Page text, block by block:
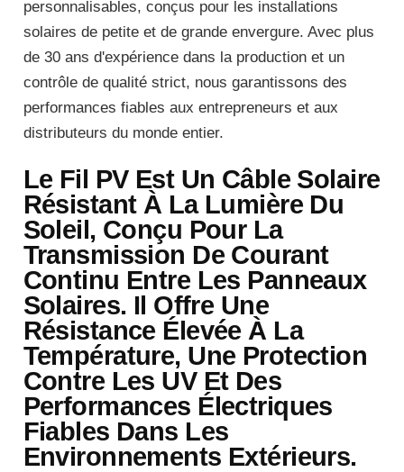
personnalisables, conçus pour les installations
solaires de petite et de grande envergure. Avec plus
de 30 ans d'expérience dans la production et un
contrôle de qualité strict, nous garantissons des
performances fiables aux entrepreneurs et aux
distributeurs du monde entier.
Le Fil PV Est Un Câble Solaire
Résistant À La Lumière Du
Soleil, Conçu Pour La
Transmission De Courant
Continu Entre Les Panneaux
Solaires. Il Offre Une
Résistance Élevée À La
Température, Une Protection
Contre Les UV Et Des
Performances Électriques
Fiables Dans Les
Environnements Extérieurs.